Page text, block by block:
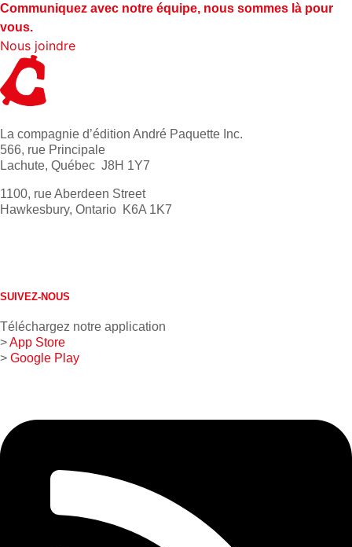
Communiquez avec notre équipe, nous sommes là pour
vous.
Nous joindre
La compagnie d’édition André Paquette Inc.
566, rue Principale
Lachute, Québec J8H 1Y7
1100, rue Aberdeen Street
Hawkesbury, Ontario K6A 1K7
SUIVEZ-NOUS
Téléchargez notre application
>App Store
> Google Play